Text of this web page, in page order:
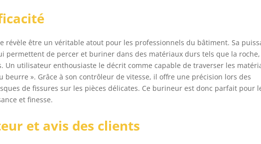
révèle être un véritable atout pour les professionnels du bâtiment. Sa
permettent de percer et buriner dans des matériaux durs tels que la
Un utilisateur enthousiaste le décrit comme capable de traverser les
beurre ». Grâce à son contrôleur de vitesse, il offre une précision lors des
de fissures sur les pièces délicates. Ce burineur est donc parfait pour
et finesse.
et avis des clients